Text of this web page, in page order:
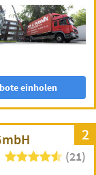
einholen
2
(21)